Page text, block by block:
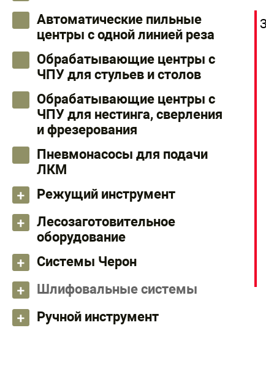
Автоматические пильные
центры с одной линией реза
Обрабатывающие центры с
ЧПУ для стульев и столов
Обрабатывающие центры с
ЧПУ для нестинга, сверления
и фрезерования
Пневмонасосы для подачи
ЛКМ
Режущий инструмент
Лесозаготовительное
оборудование
Системы Черон
Шлифовальные системы
Ручной инструмент